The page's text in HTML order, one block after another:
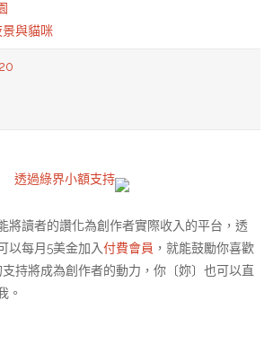
與貓咪
透過綠界小額支持
將讀者的讚化為創作者實際收入的平台，透
以每月5美金加入付費會員 ，就能鼓勵你喜歡
持將成為創作者的動力，你〔妳〕也可以直
。